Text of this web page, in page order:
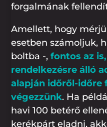
forgalmának
Amellett, hogy
esetben számoljuk,
boltba -,fontos az
rendelkezésre álló
alapján időről-időre
végezzünk. Ha
havi 100 betérő
kerékpárt eladni,